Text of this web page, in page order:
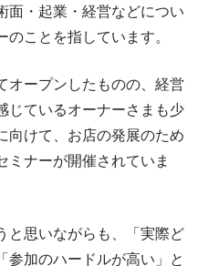
面・起業・経営などについ
ことを指しています。
オープンしたものの、経営
じているオーナーさまも少
向けて、お店の発展のため
ミナーが開催されていま
と思いながらも、「実際ど
参加のハードルが高い」と